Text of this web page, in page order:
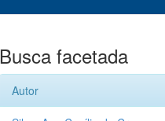
Busca facetada
Autor